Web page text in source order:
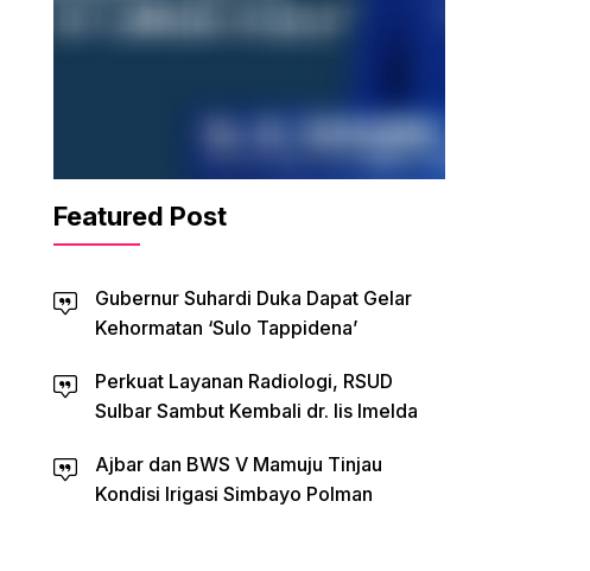
Featured Post
Gubernur Suhardi Duka Dapat Gelar
Kehormatan ‘Sulo Tappidena’
Perkuat Layanan Radiologi, RSUD
Sulbar Sambut Kembali dr. Iis Imelda
Ajbar dan BWS V Mamuju Tinjau
Kondisi Irigasi Simbayo Polman